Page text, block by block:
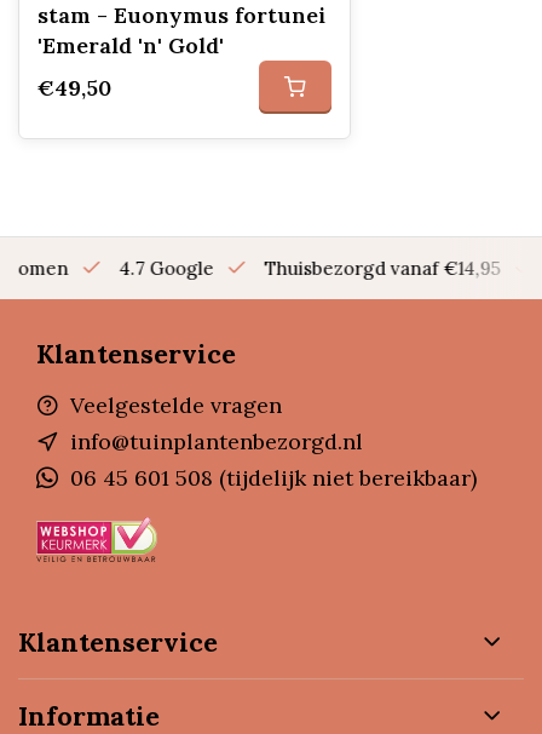
stam - Euonymus fortunei
'Emerald 'n' Gold'
€49,50
bomen 4.7 Google Thuisbezorgd vanaf €14,95
Klantenservice
Veelgestelde vragen
info@tuinplantenbezorgd.nl
06 45 601 508 (tijdelijk niet bereikbaar)
Klantenservice
Informatie